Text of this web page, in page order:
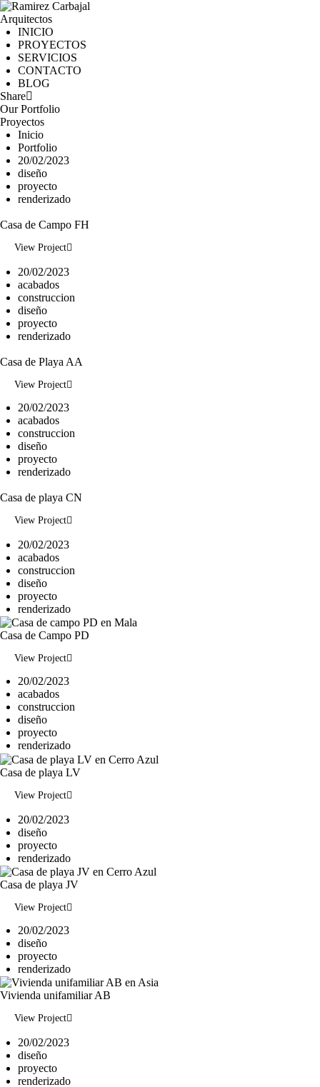
INICIO
PROYECTOS
SERVICIOS
CONTACTO
BLOG
Share
Our Portfolio
Proyectos
Inicio
Portfolio
20/02/2023
diseño
proyecto
renderizado
Casa de Campo FH
View Project
20/02/2023
acabados
construccion
diseño
proyecto
renderizado
Casa de Playa AA
View Project
20/02/2023
acabados
construccion
diseño
proyecto
renderizado
Casa de playa CN
View Project
20/02/2023
acabados
construccion
diseño
proyecto
renderizado
Casa de Campo PD
View Project
20/02/2023
acabados
construccion
diseño
proyecto
renderizado
Casa de playa LV
View Project
20/02/2023
diseño
proyecto
renderizado
Casa de playa JV
View Project
20/02/2023
diseño
proyecto
renderizado
Vivienda unifamiliar AB
View Project
20/02/2023
diseño
proyecto
renderizado